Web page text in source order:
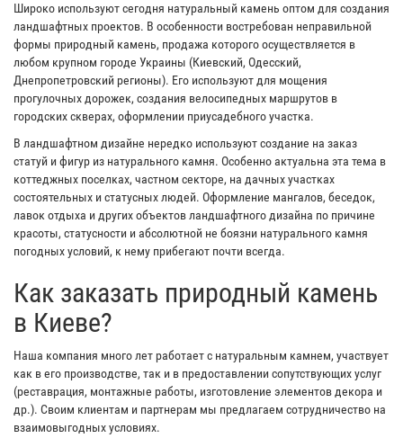
Широко используют сегодня натуральный камень оптом для создания
ландшафтных проектов. В особенности востребован неправильной
формы природный камень, продажа которого осуществляется в
любом крупном городе Украины (Киевский, Одесский,
Днепропетровский регионы). Его используют для мощения
прогулочных дорожек, создания велосипедных маршрутов в
городских скверах, оформлении приусадебного участка.
В ландшафтном дизайне нередко используют создание на заказ
статуй и фигур из натурального камня. Особенно актуальна эта тема в
коттеджных поселках, частном секторе, на дачных участках
состоятельных и статусных людей. Оформление мангалов, беседок,
лавок отдыха и других объектов ландшафтного дизайна по причине
красоты, статусности и абсолютной не боязни натурального камня
погодных условий, к нему прибегают почти всегда.
Как заказать природный камень
в Киеве?
Наша компания много лет работает с натуральным камнем, участвует
как в его производстве, так и в предоставлении сопутствующих услуг
(реставрация, монтажные работы, изготовление элементов декора и
др.). Своим клиентам и партнерам мы предлагаем сотрудничество на
взаимовыгодных условиях.